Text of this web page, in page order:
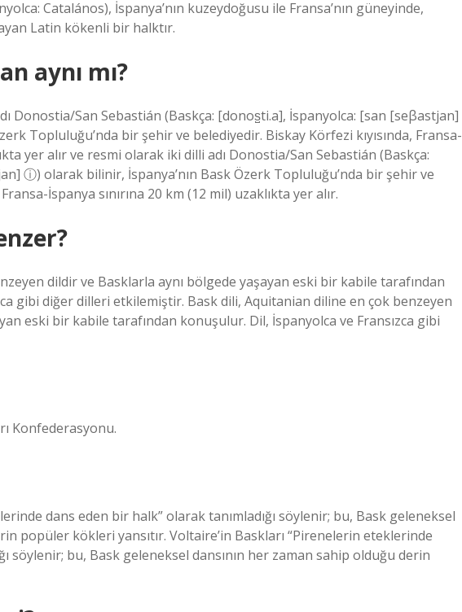
Catalános), İspanya’nın kuzeydoğusu ile Fransa’nın güneyinde,
Latin kökenli bir halktır.
aynı mı?
Donostia/San Sebastián (Baskça: [donos̺ti.a], İspanyolca: [san [seβastjan]
Topluluğu’nda bir şehir ve belediyedir. Biskay Körfezi kıyısında, Fransa-
yer alır ve resmi olarak iki dilli adı Donostia/San Sebastián (Baskça:
ⓘ) olarak bilinir, İspanya’nın Bask Özerk Topluluğu’nda bir şehir ve
İspanya sınırına 20 km (12 mil) uzaklıkta yer alır.
dildir ve Basklarla aynı bölgede yaşayan eski bir kabile tarafından
gibi diğer dilleri etkilemiştir. Bask dili, Aquitanian diline en çok benzeyen
eski bir kabile tarafından konuşulur. Dil, İspanyolca ve Fransızca gibi
Konfederasyonu.
dans eden bir halk” olarak tanımladığı söylenir; bu, Bask geleneksel
popüler kökleri yansıtır. Voltaire’in Baskları “Pirenelerin eteklerinde
söylenir; bu, Bask geleneksel dansının her zaman sahip olduğu derin